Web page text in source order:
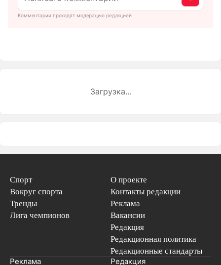
Комментарии проходят модерацию редакцией
Загрузка...
Спорт
Вокруг спорта
Тренды
Лига чемпионов
О проекте
Контакты редакции
Реклама
Вакансии
Редакция
Редакционная политика
Редакционные стандарты
Реклама Редакция